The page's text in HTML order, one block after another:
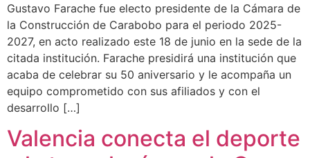
Gustavo Farache fue electo presidente de la Cámara de
la Construcción de Carabobo para el periodo 2025-
2027, en acto realizado este 18 de junio en la sede de la
citada institución. Farache presidirá una institución que
acaba de celebrar su 50 aniversario y le acompaña un
equipo comprometido con sus afiliados y con el
desarrollo […]
Valencia conecta el deporte